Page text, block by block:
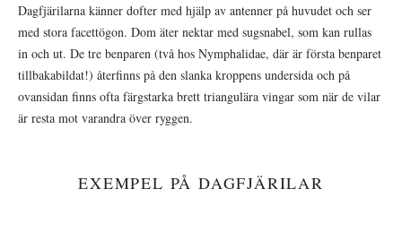
Dagfjärilarna känner dofter med hjälp av antenner på huvudet och ser
med stora facettögon. Dom äter nektar med sugsnabel, som kan rullas
in och ut. De tre benparen (två hos Nymphalidae, där är första benparet
tillbakabildat!) återfinns på den slanka kroppens undersida och på
ovansidan finns ofta färgstarka brett triangulära vingar som när de vilar
är resta mot varandra över ryggen.
EXEMPEL PÅ DAGFJÄRILAR